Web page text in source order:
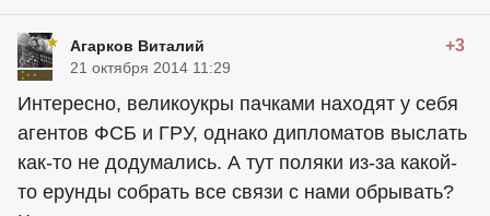
Агарков Виталий +3
21 октября 2014 11:29
Интересно, великоукры пачками находят у себя
агентов ФСБ и ГРУ, однако дипломатов выслать
как-то не додумались. А тут поляки из-за какой-
то ерунды собрать все связи с нами обрывать?